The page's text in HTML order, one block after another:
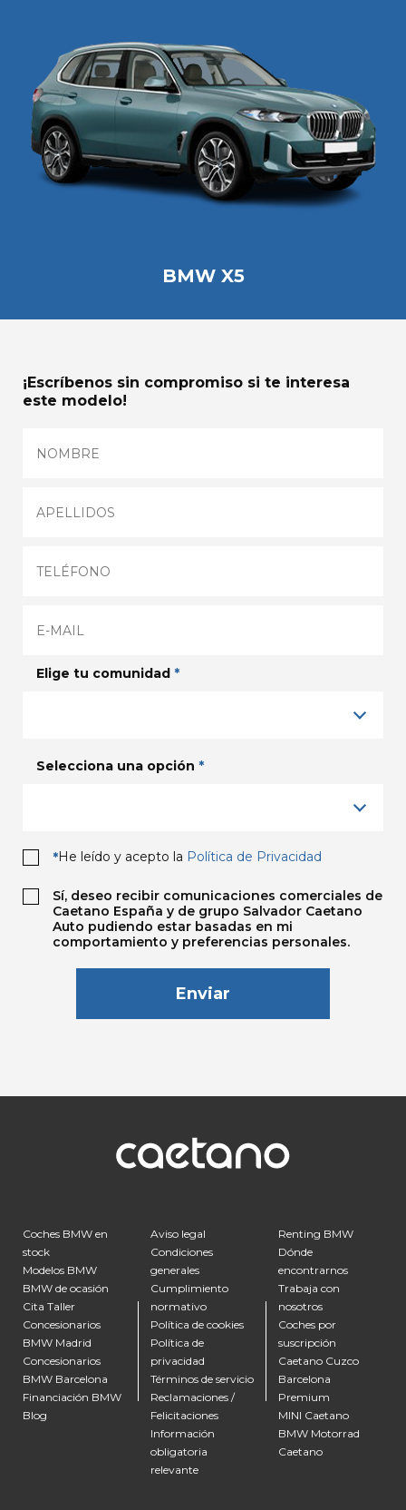
BMW X5
¡Escríbenos sin compromiso si te interesa
este modelo!
Elige tu comunidad *
Selecciona una opción *
*He leído y acepto la Política de Privacidad
Sí, deseo recibir comunicaciones comerciales de
Caetano España y de grupo Salvador Caetano
Auto pudiendo estar basadas en mi
comportamiento y preferencias personales.
Coches BMW en
stock
Modelos BMW
BMW de ocasión
Cita Taller
Concesionarios
BMW Madrid
Concesionarios
BMW Barcelona
Financiación BMW
Blog
Aviso legal
Condiciones
generales
Cumplimiento
normativo
Política de cookies
Política de
privacidad
Términos de servicio
Reclamaciones /
Felicitaciones
Información
obligatoria
relevante
Renting BMW
Dónde
encontrarnos
Trabaja con
nosotros
Coches por
suscripción
Caetano Cuzco
Barcelona
Premium
MINI Caetano
BMW Motorrad
Caetano